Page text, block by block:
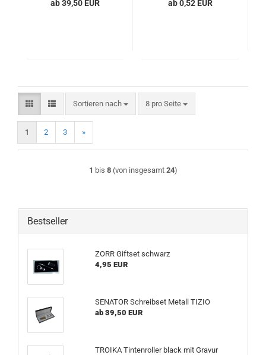
ab 39,50 EUR ab 0,52 EUR
Sortieren nach
Sortieren nach 8 pro Seite
pro Seite
1 2 3 »
1 bis 8(von insgesamt 24)
Bestseller
ZORR Giftset schwarz
4,95 EUR
SENATOR Schreibset Metall TIZIO
ab 39,50 EUR
TROIKA Tintenroller black mit Gravur